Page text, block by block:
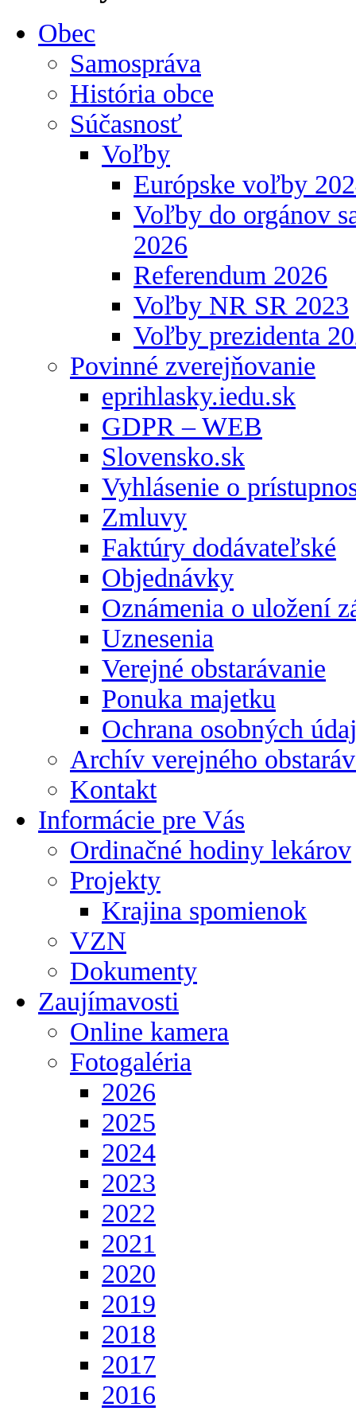
Obec
Samospráva
História obce
Súčasnosť
Voľby
Európske voľby
Voľby do orgánov
2026
Referendum 2026
Voľby NR SR 2023
Voľby prezidenta
Povinné zverejňovanie
eprihlasky.iedu.sk
GDPR – WEB
Slovensko.sk
Vyhlásenie o
Zmluvy
Faktúry dodávateľské
Objednávky
Oznámenia o uložení
Uznesenia
Verejné obstarávanie
Ponuka majetku
Ochrana osobných
Archív verejného
Kontakt
Informácie pre Vás
Ordinačné hodiny lekárov
Projekty
Krajina spomienok
VZN
Dokumenty
Zaujímavosti
Online kamera
Fotogaléria
2026
2025
2024
2023
2022
2021
2020
2019
2018
2017
2016